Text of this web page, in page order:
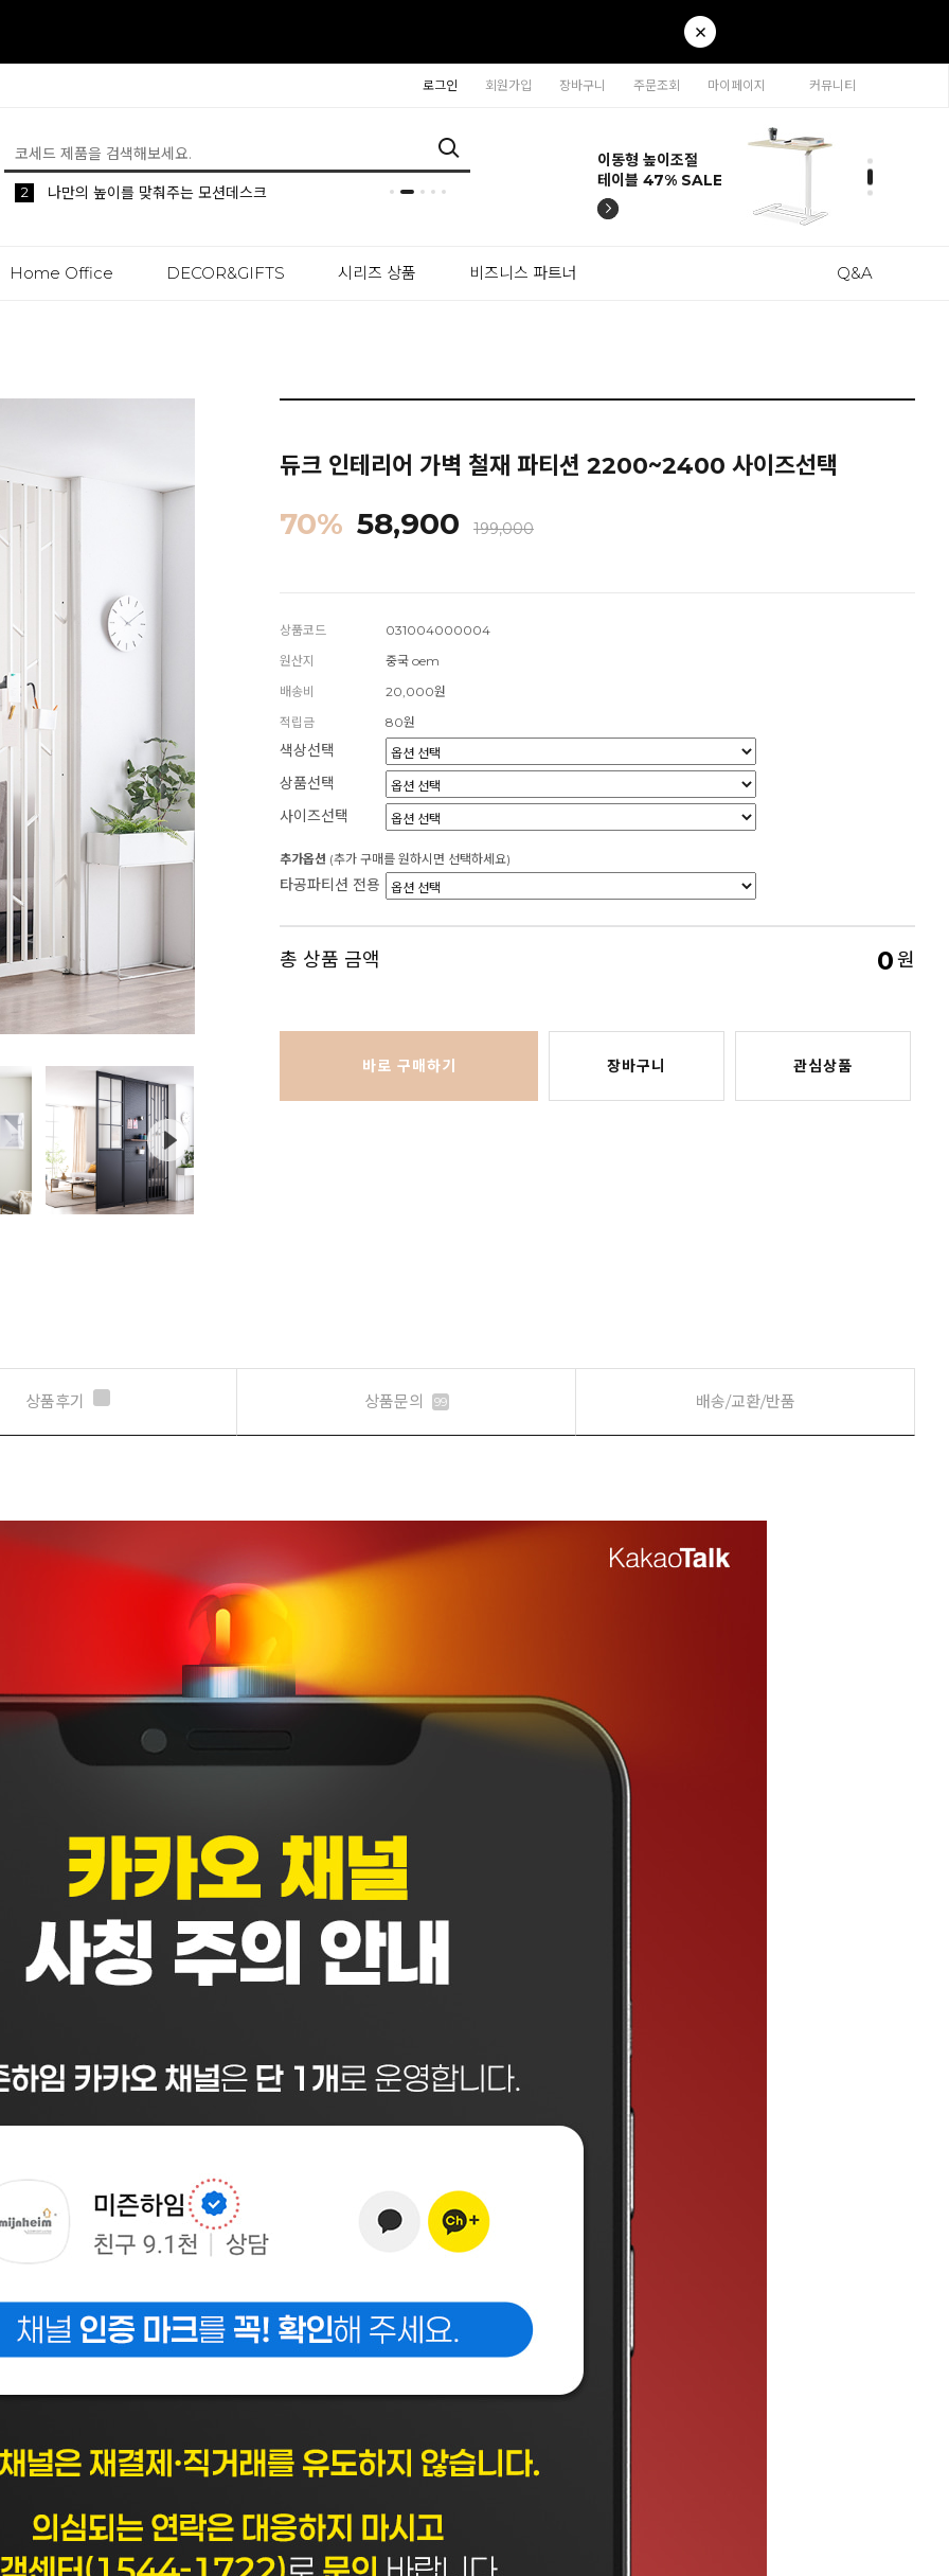
로그인 회원가입 장바구니 주문조회 마이페이지 커뮤니티
5 생활 속 편리한 이동식 사이드 테이블 시리즈
1 공간분리 인테리어의 시작 파티션
2 나만의 높이를 맞춰주는 모션데스크
티나 인테리어의자
57% SALE
카라 연결형책장
65% SALE
이동형 높이조절
테이블 47% SALE
티나 인테리어의자
57% SALE
카라 연결형책장
65% SALE
Home Office DECOR&GIFTS 시리즈 상품 비즈니스 파트너 Q&A
듀크 인테리어 가벽 철재 파티션 2200~2400 사이즈선택
70% 58,900 199,000
상품코드
031004000004
원산지
중국 oem
배송비
20,000원
적립금
80원
색상선택
상품선택
사이즈선택
추가옵션 (추가 구매를 원하시면 선택하세요)
타공파티션 전용
총 상품 금액 0원
바로 구매하기 장바구니 관심상품
상품후기 상품문의 99 배송/교환/반품